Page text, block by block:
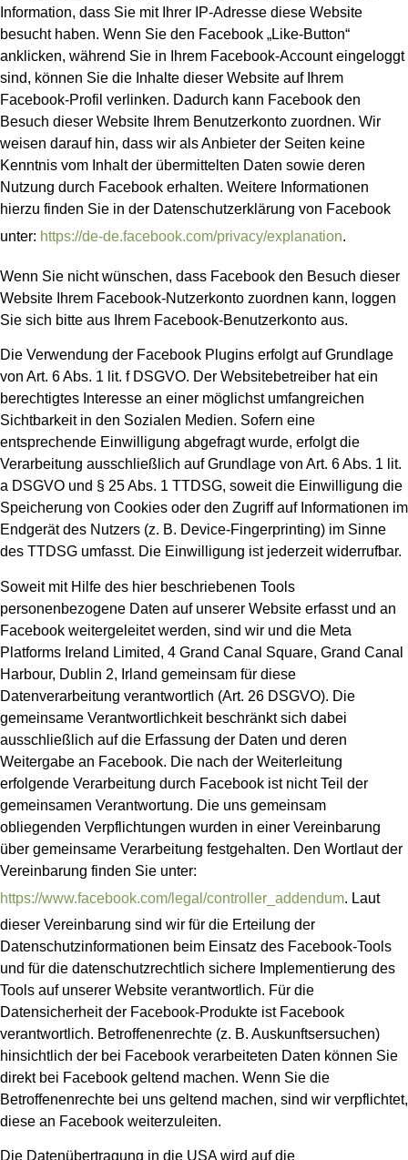
Information, dass Sie mit Ihrer IP-Adresse diese Website
besucht haben. Wenn Sie den Facebook „Like-Button“
anklicken, während Sie in Ihrem Facebook-Account eingeloggt
sind, können Sie die Inhalte dieser Website auf Ihrem
Facebook-Profil verlinken. Dadurch kann Facebook den
Besuch dieser Website Ihrem Benutzerkonto zuordnen. Wir
weisen darauf hin, dass wir als Anbieter der Seiten keine
Kenntnis vom Inhalt der übermittelten Daten sowie deren
Nutzung durch Facebook erhalten. Weitere Informationen
hierzu finden Sie in der Datenschutzerklärung von Facebook
unter: https://de-de.facebook.com/privacy/explanation.
Wenn Sie nicht wünschen, dass Facebook den Besuch dieser
Website Ihrem Facebook-Nutzerkonto zuordnen kann, loggen
Sie sich bitte aus Ihrem Facebook-Benutzerkonto aus.
Die Verwendung der Facebook Plugins erfolgt auf Grundlage
von Art. 6 Abs. 1 lit. f DSGVO. Der Websitebetreiber hat ein
berechtigtes Interesse an einer möglichst umfangreichen
Sichtbarkeit in den Sozialen Medien. Sofern eine
entsprechende Einwilligung abgefragt wurde, erfolgt die
Verarbeitung ausschließlich auf Grundlage von Art. 6 Abs. 1 lit.
a DSGVO und § 25 Abs. 1 TTDSG, soweit die Einwilligung die
Speicherung von Cookies oder den Zugriff auf Informationen im
Endgerät des Nutzers (z. B. Device-Fingerprinting) im Sinne
des TTDSG umfasst. Die Einwilligung ist jederzeit widerrufbar.
Soweit mit Hilfe des hier beschriebenen Tools
personenbezogene Daten auf unserer Website erfasst und an
Facebook weitergeleitet werden, sind wir und die Meta
Platforms Ireland Limited, 4 Grand Canal Square, Grand Canal
Harbour, Dublin 2, Irland gemeinsam für diese
Datenverarbeitung verantwortlich (Art. 26 DSGVO). Die
gemeinsame Verantwortlichkeit beschränkt sich dabei
ausschließlich auf die Erfassung der Daten und deren
Weitergabe an Facebook. Die nach der Weiterleitung
erfolgende Verarbeitung durch Facebook ist nicht Teil der
gemeinsamen Verantwortung. Die uns gemeinsam
obliegenden Verpflichtungen wurden in einer Vereinbarung
über gemeinsame Verarbeitung festgehalten. Den Wortlaut der
Vereinbarung finden Sie unter:
https://www.facebook.com/legal/controller_addendum. Laut
dieser Vereinbarung sind wir für die Erteilung der
Datenschutzinformationen beim Einsatz des Facebook-Tools
und für die datenschutzrechtlich sichere Implementierung des
Tools auf unserer Website verantwortlich. Für die
Datensicherheit der Facebook-Produkte ist Facebook
verantwortlich. Betroffenenrechte (z. B. Auskunftsersuchen)
hinsichtlich der bei Facebook verarbeiteten Daten können Sie
direkt bei Facebook geltend machen. Wenn Sie die
Betroffenenrechte bei uns geltend machen, sind wir verpflichtet,
diese an Facebook weiterzuleiten.
Die Datenübertragung in die USA wird auf die